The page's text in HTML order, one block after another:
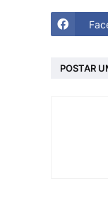
POSTAR